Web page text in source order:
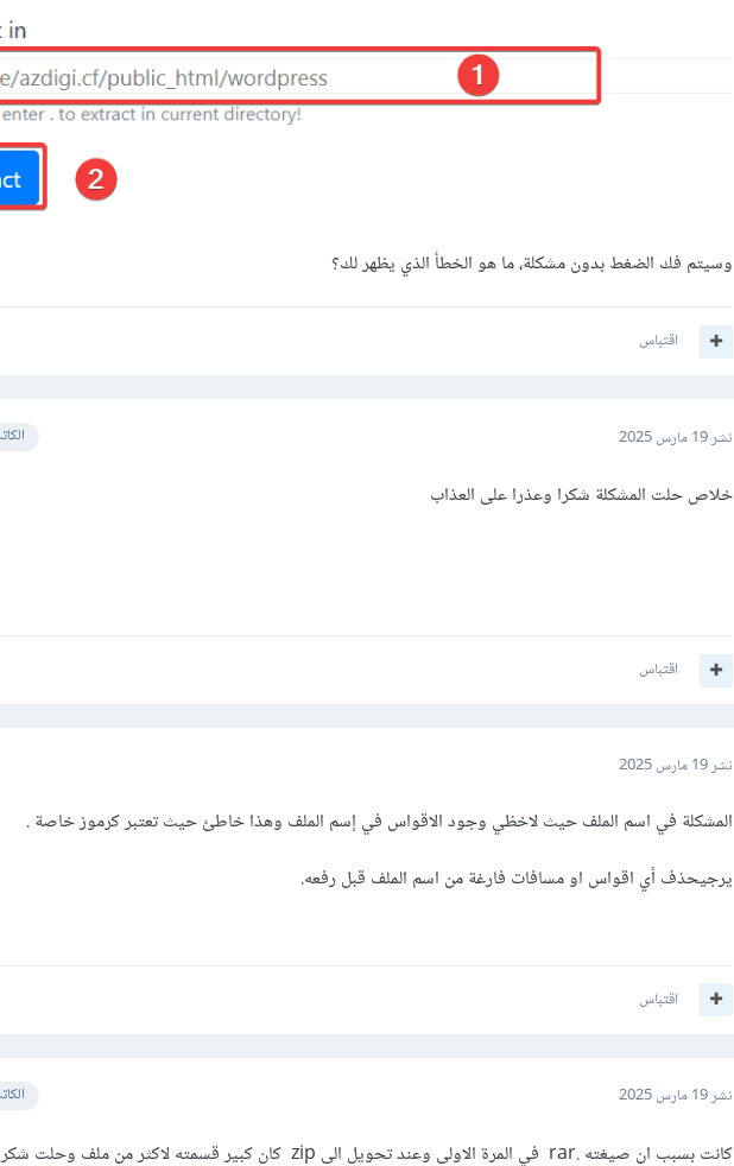
وسيتم فك الضغط بدون مشكلة، ما هو الخطأ الذي يظهر لك؟
اقتباس
نشر19 مارس 2025
خلاص حلت المشكلة شكرا وعذرا على العذاب
اقتباس
نشر19 مارس 2025
المشكلة في اسم الملف حيث لاخظي وجود الاقواس في إسم الملف وهذا خاطئ حيث تعتبر كرموز خاصة .
يرجيحذف أي اقواس او مسافات فارغة من اسم الملف قبل رفعه.
اقتباس
نشر19 مارس 2025
كانت بسبب ان صيغته .rar في المرة الاولى وعند تحويل الى zip كان كبير قسمته لاكثر من ملف وحلت شكرا